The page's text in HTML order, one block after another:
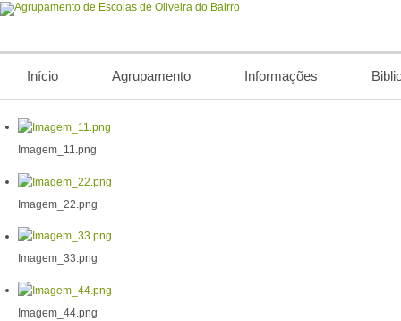
Início Agrupamento Informações
Imagem_11.png
Imagem_22.png
Imagem_33.png
Imagem_44.png